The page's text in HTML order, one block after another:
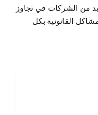
من الشركات في تجاوز
القانونية بكل